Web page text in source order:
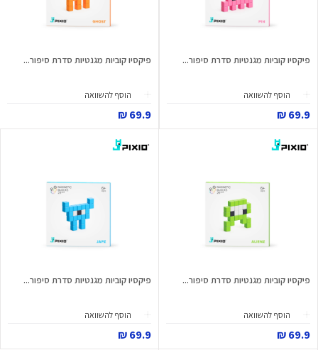
פיקסיו קוביות מגנטיות סדרת סיפור...
הוסף להשוואה
69.9 ₪
פיקסיו קוביות מגנטיות סדרת סיפור...
הוסף להשוואה
69.9 ₪
פיקסיו קוביות מגנטיות סדרת סיפור...
הוסף להשוואה
69.9 ₪
פיקסיו קוביות מגנטיות סדרת סיפור...
הוסף להשוואה
69.9 ₪